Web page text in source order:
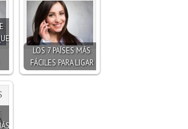
LOS 7 PAÍSES MÁS
FÁCILES PARA LIGAR